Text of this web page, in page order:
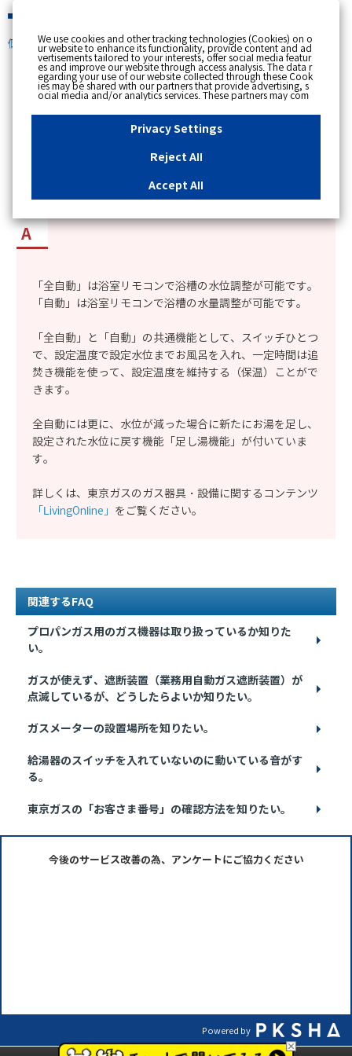
個人のお客さま
[ トップへ戻る ]
カテゴリー表示
更新日時 : 2018/12/28 16:29
風呂給湯器の「全自動」と「自動」の違いは何か
「全自動」は浴室リモコンで浴槽の水位調整が可能です。
「自動」は浴室リモコンで浴槽の水量調整が可能です。
「全自動」と「自動」の共通機能として、スイッチひとつ
で、設定温度で設定水位までお風呂を入れ、一定時間は追
焚き機能を使って、設定温度を維持する（保温）ことがで
きます。
全自動には更に、水位が減った場合に新たにお湯を足し、
設定された水位に戻す機能「足し湯機能」が付いていま
す。
詳しくは、東京ガスのガス器具・設備に関するコンテンツ
「LivingOnline」 をご覧ください。
関連するFAQ
プロパンガス用のガス機器は取り扱っているか知りた
い。
ガスが使えず、遮断装置（業務用自動ガス遮断装置）が
点滅しているが、どうしたらよいか知りたい。
ガスメーターの設置場所を知りたい。
給湯器のスイッチを入れていないのに動いている音がす
る。
東京ガスの「お客さま番号」の確認方法を知りたい。
今後のサービス改善の為、アンケートにご協力ください
Powered by
We use cookies and other tracking technologies (Cookies) on o
ur website to enhance its functionality, provide content and ad
vertisements tailored to your interests, offer social media featur
es and improve our website through access analysis. The data r
egarding your use of our website collected through these Cook
ies may be shared with our partners that provide advertising, s
ocial media and/or analytics services. These partners may com
bine the data shared by us with other data that you have provi
ded to them or that they have collected from your use of their s
ervices or other websites to analyse and optimise advertisemen
ts delivered to you by businesses other than us on the internet.
essary Cookies, please click "Reject All". If you agree to the use
of all Cookies, please click "Accept All". To select your preferen
u can change your consent or rejection settings at any time by c
"Privacy Settings"button on this banner or through y
our browser's "Settings". For more information regarding the pr
site, please refer to the link below.Cookies DetailsPrivacy Polic
y
Privacy Settings
Reject All
Accept All